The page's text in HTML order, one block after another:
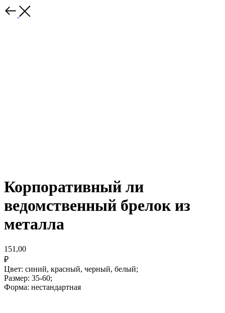
Корпоративный ли
ведомственный брелок из
металла
151,00
₽
Цвет: синий, красный, черный, белый;
Размер: 35-60;
Форма: нестандартная